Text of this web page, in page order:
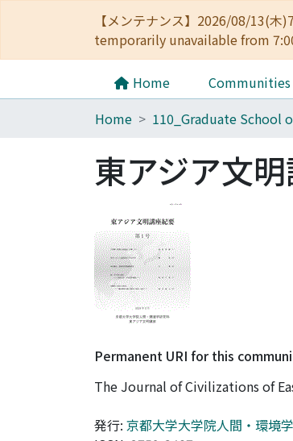
【メンテナンス】2026/08/13(
temporarily unavailable from
Home Communities
Home
東アジア文
Permanent URI for this
The Journal of Civilizations of
発行: 京都大学大学院人間・環境